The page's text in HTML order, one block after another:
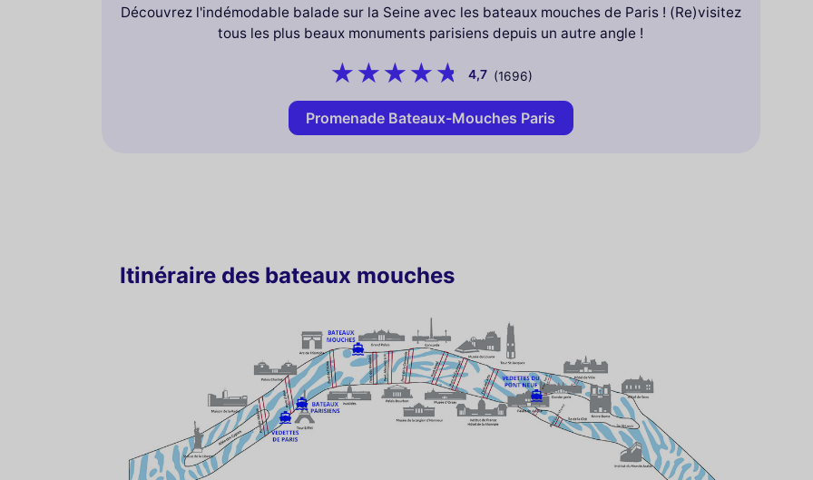
Découvrez l'indémodable balade sur la Seine avec les bateaux mouches de Paris ! (Re)visitez
tous les plus beaux monuments parisiens depuis un autre angle !
4,7 (1696)
Promenade Bateaux-Mouches Paris
Itinéraire des bateaux mouches